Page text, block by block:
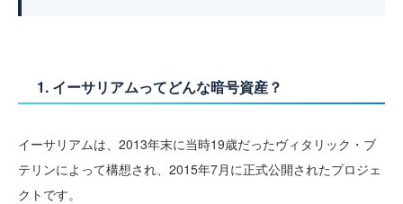
1. イーサリアムってどんな暗号資産？
イーサリアムは、2013年末に当時19歳だったヴィタリック・ブ
テリンによって構想され、2015年7月に正式公開されたプロジェ
クトです。